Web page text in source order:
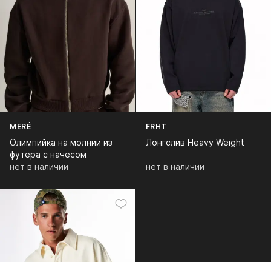
MERÉ
Олимпийка на молнии из
футера с начесом
нет в наличии
FRHT
Лонгслив Heavy Weight
нет в наличии